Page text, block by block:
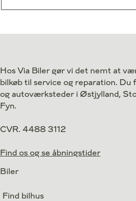
Hos Via Biler gør vi det nemt at
bilkøb til service og reparation. Du
og autoværksteder i Østjylland,
Fyn.
CVR. 4488 3112
Find os og se åbningstider
Biler
Find bilhus